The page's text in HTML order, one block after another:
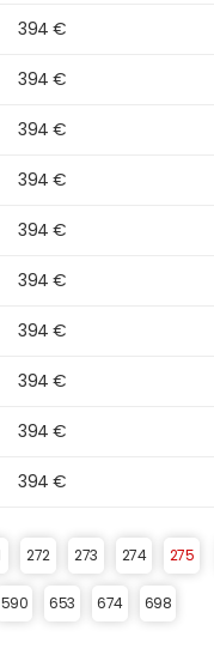
394 €
394 €
394 €
394 €
394 €
394 €
394 €
394 €
394 €
394 €
272 273 274 275
590 653 674 698